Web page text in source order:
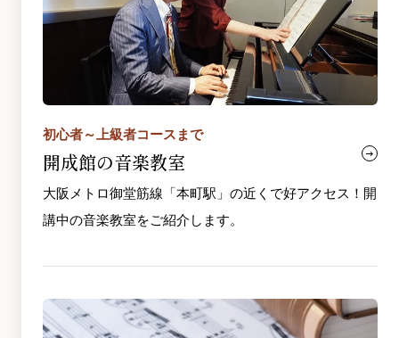
初心者～上級者コースまで
開成館の音楽教室
大阪メトロ御堂筋線「本町駅」の近くで好アクセス！開
講中の音楽教室をご紹介します。